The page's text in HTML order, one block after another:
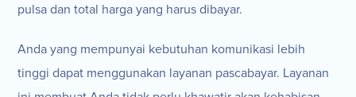
pulsa dan total harga yang harus dibayar.
Anda yang mempunyai kebutuhan komunikasi lebih
tinggi dapat menggunakan layanan pascabayar. Layanan